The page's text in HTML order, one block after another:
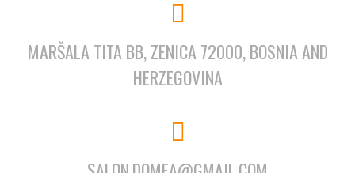
MARŠALA TITA BB, ZENICA 72000, BOSNIA AND
HERZEGOVINA